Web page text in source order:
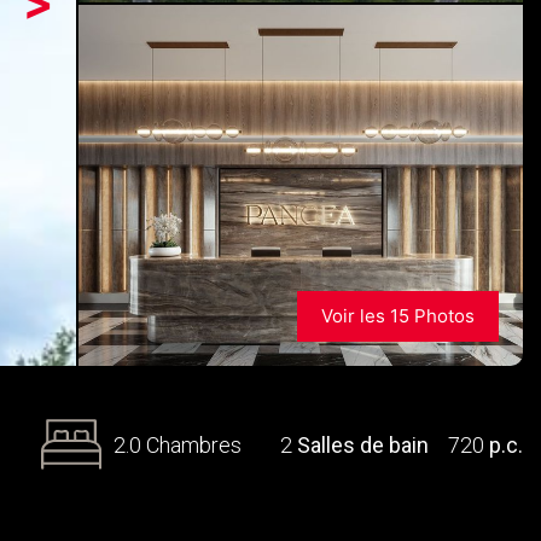
Voir les 15 Photos
2.0 Chambres 2 Salles de bain 720 p.c.